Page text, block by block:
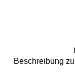
Beschreibung